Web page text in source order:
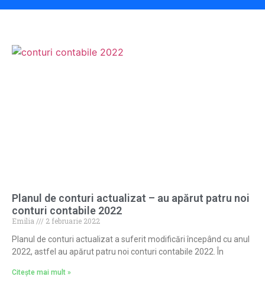
Planul de conturi actualizat – au apărut patru noi
conturi contabile 2022
Emilia
2 februarie 2022
Planul de conturi actualizat a suferit modificări începând cu anul
2022, astfel au apărut patru noi conturi contabile 2022. În
Citește mai mult »